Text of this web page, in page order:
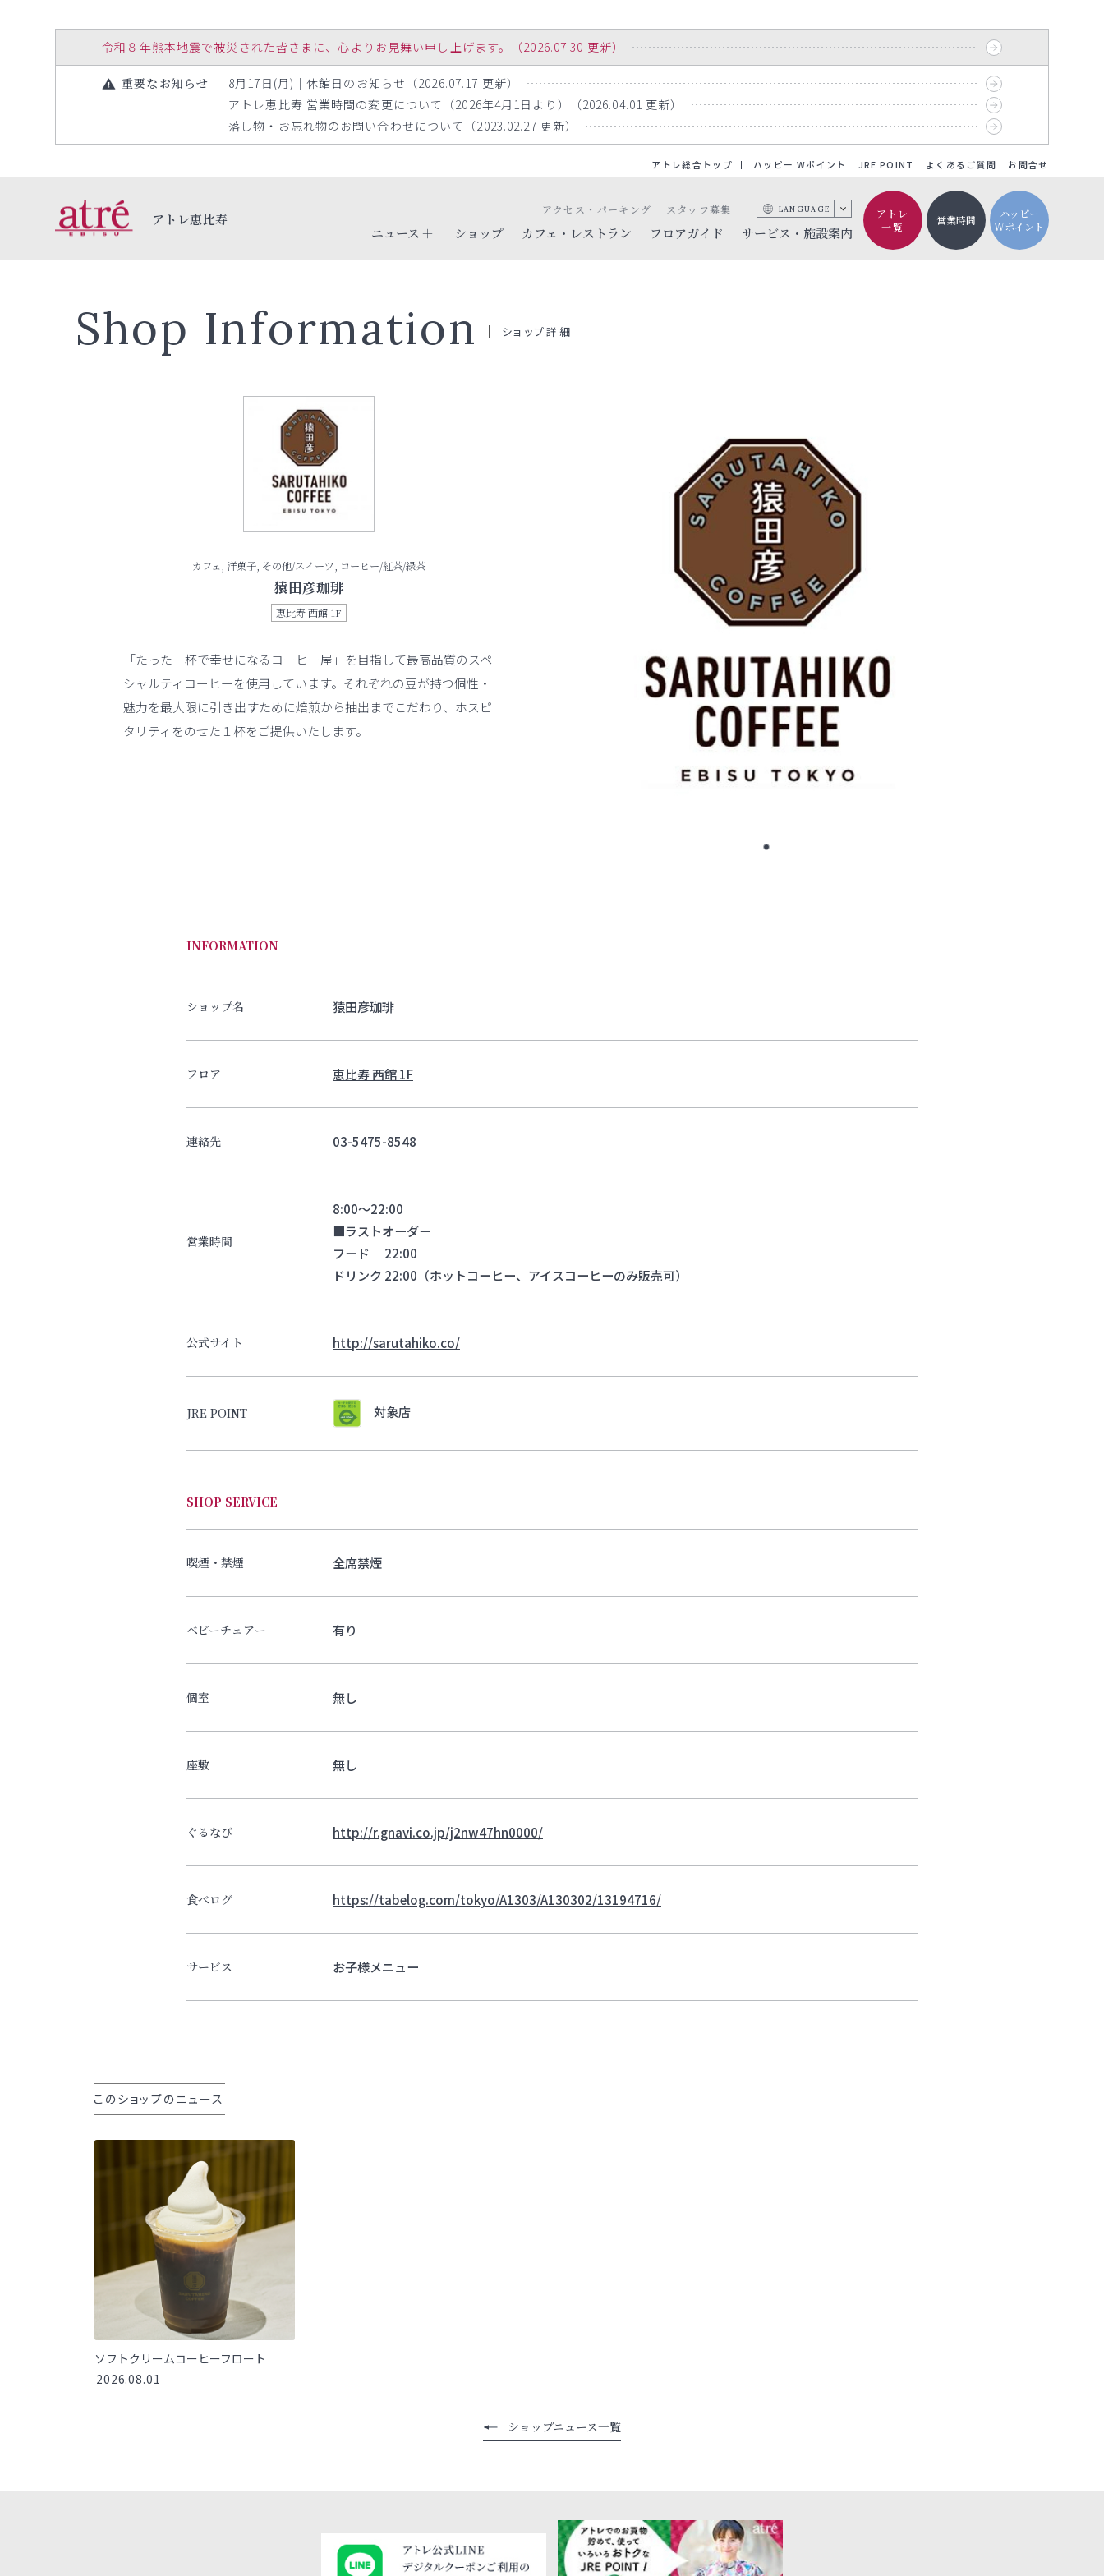
令和８年熊本地震で被災された皆さまに、心よりお見舞い申し上げます。（2026.07.30 更新）
重要なお知らせ
8月17日(月)｜休館日のお知らせ（2026.07.17 更新）
アトレ恵比寿 営業時間の変更について（2026年4月1日より）（2026.04.01 更新）
落し物・お忘れ物のお問い合わせについて（2023.02.27 更新）
アトレ総合トップ ハッピー Wポイント JRE POINT よくあるご質問 お問合せ
アトレ恵比寿
ニュース
ショップ カフェ・レストラン フロアガイド サービス・施設案内
アクセス・パーキング スタッフ募集 LANGUAGE
アトレ
一覧
営業時間
ハッピー
Wポイント
Shop Information ショップ詳細
カフェ, 洋菓子, その他/スイーツ, コーヒー/紅茶/緑茶
猿田彦珈琲
恵比寿 西館 1F
「たった一杯で幸せになるコーヒー屋」を目指して最高品質のスペ
シャルティコーヒーを使用しています。それぞれの豆が持つ個性・
魅力を最大限に引き出すために焙煎から抽出までこだわり、ホスピ
タリティをのせた１杯をご提供いたします。
INFORMATION
ショップ名 猿田彦珈琲
フロア 恵比寿 西館 1F
連絡先 03-5475-8548
営業時間
8:00～22:00
■ラストオーダー
フード 22:00
ドリンク 22:00（ホットコーヒー、アイスコーヒーのみ販売可）
公式サイト http://sarutahiko.co/
JRE POINT 対象店
SHOP SERVICE
喫煙・禁煙 全席禁煙
ベビーチェアー 有り
個室 無し
座敷 無し
ぐるなび http://r.gnavi.co.jp/j2nw47hn0000/
食べログ https://tabelog.com/tokyo/A1303/A130302/13194716/
サービス お子様メニュー
このショップのニュース
ソフトクリームコーヒーフロート
2026.08.01
ショップニュース一覧